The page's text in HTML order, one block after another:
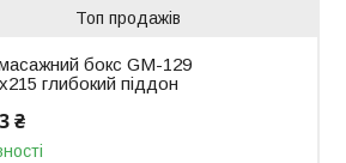
Топ продажів
бокс GM-129
глибокий піддон
₴